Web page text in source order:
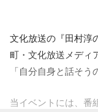
文化放送の『田村淳
町・文化放送メディ
「自分自身と話そう
当イベントには、番